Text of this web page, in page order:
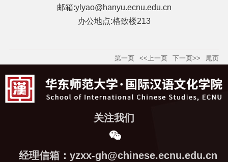
邮箱:ylyao@hanyu.ecnu.edu.cn
办公地点:格致楼213
第一页 <<上一页 下一页>> 尾页
关注我们
经理信箱：yzxx-gh@chinese.ecnu.edu.cn